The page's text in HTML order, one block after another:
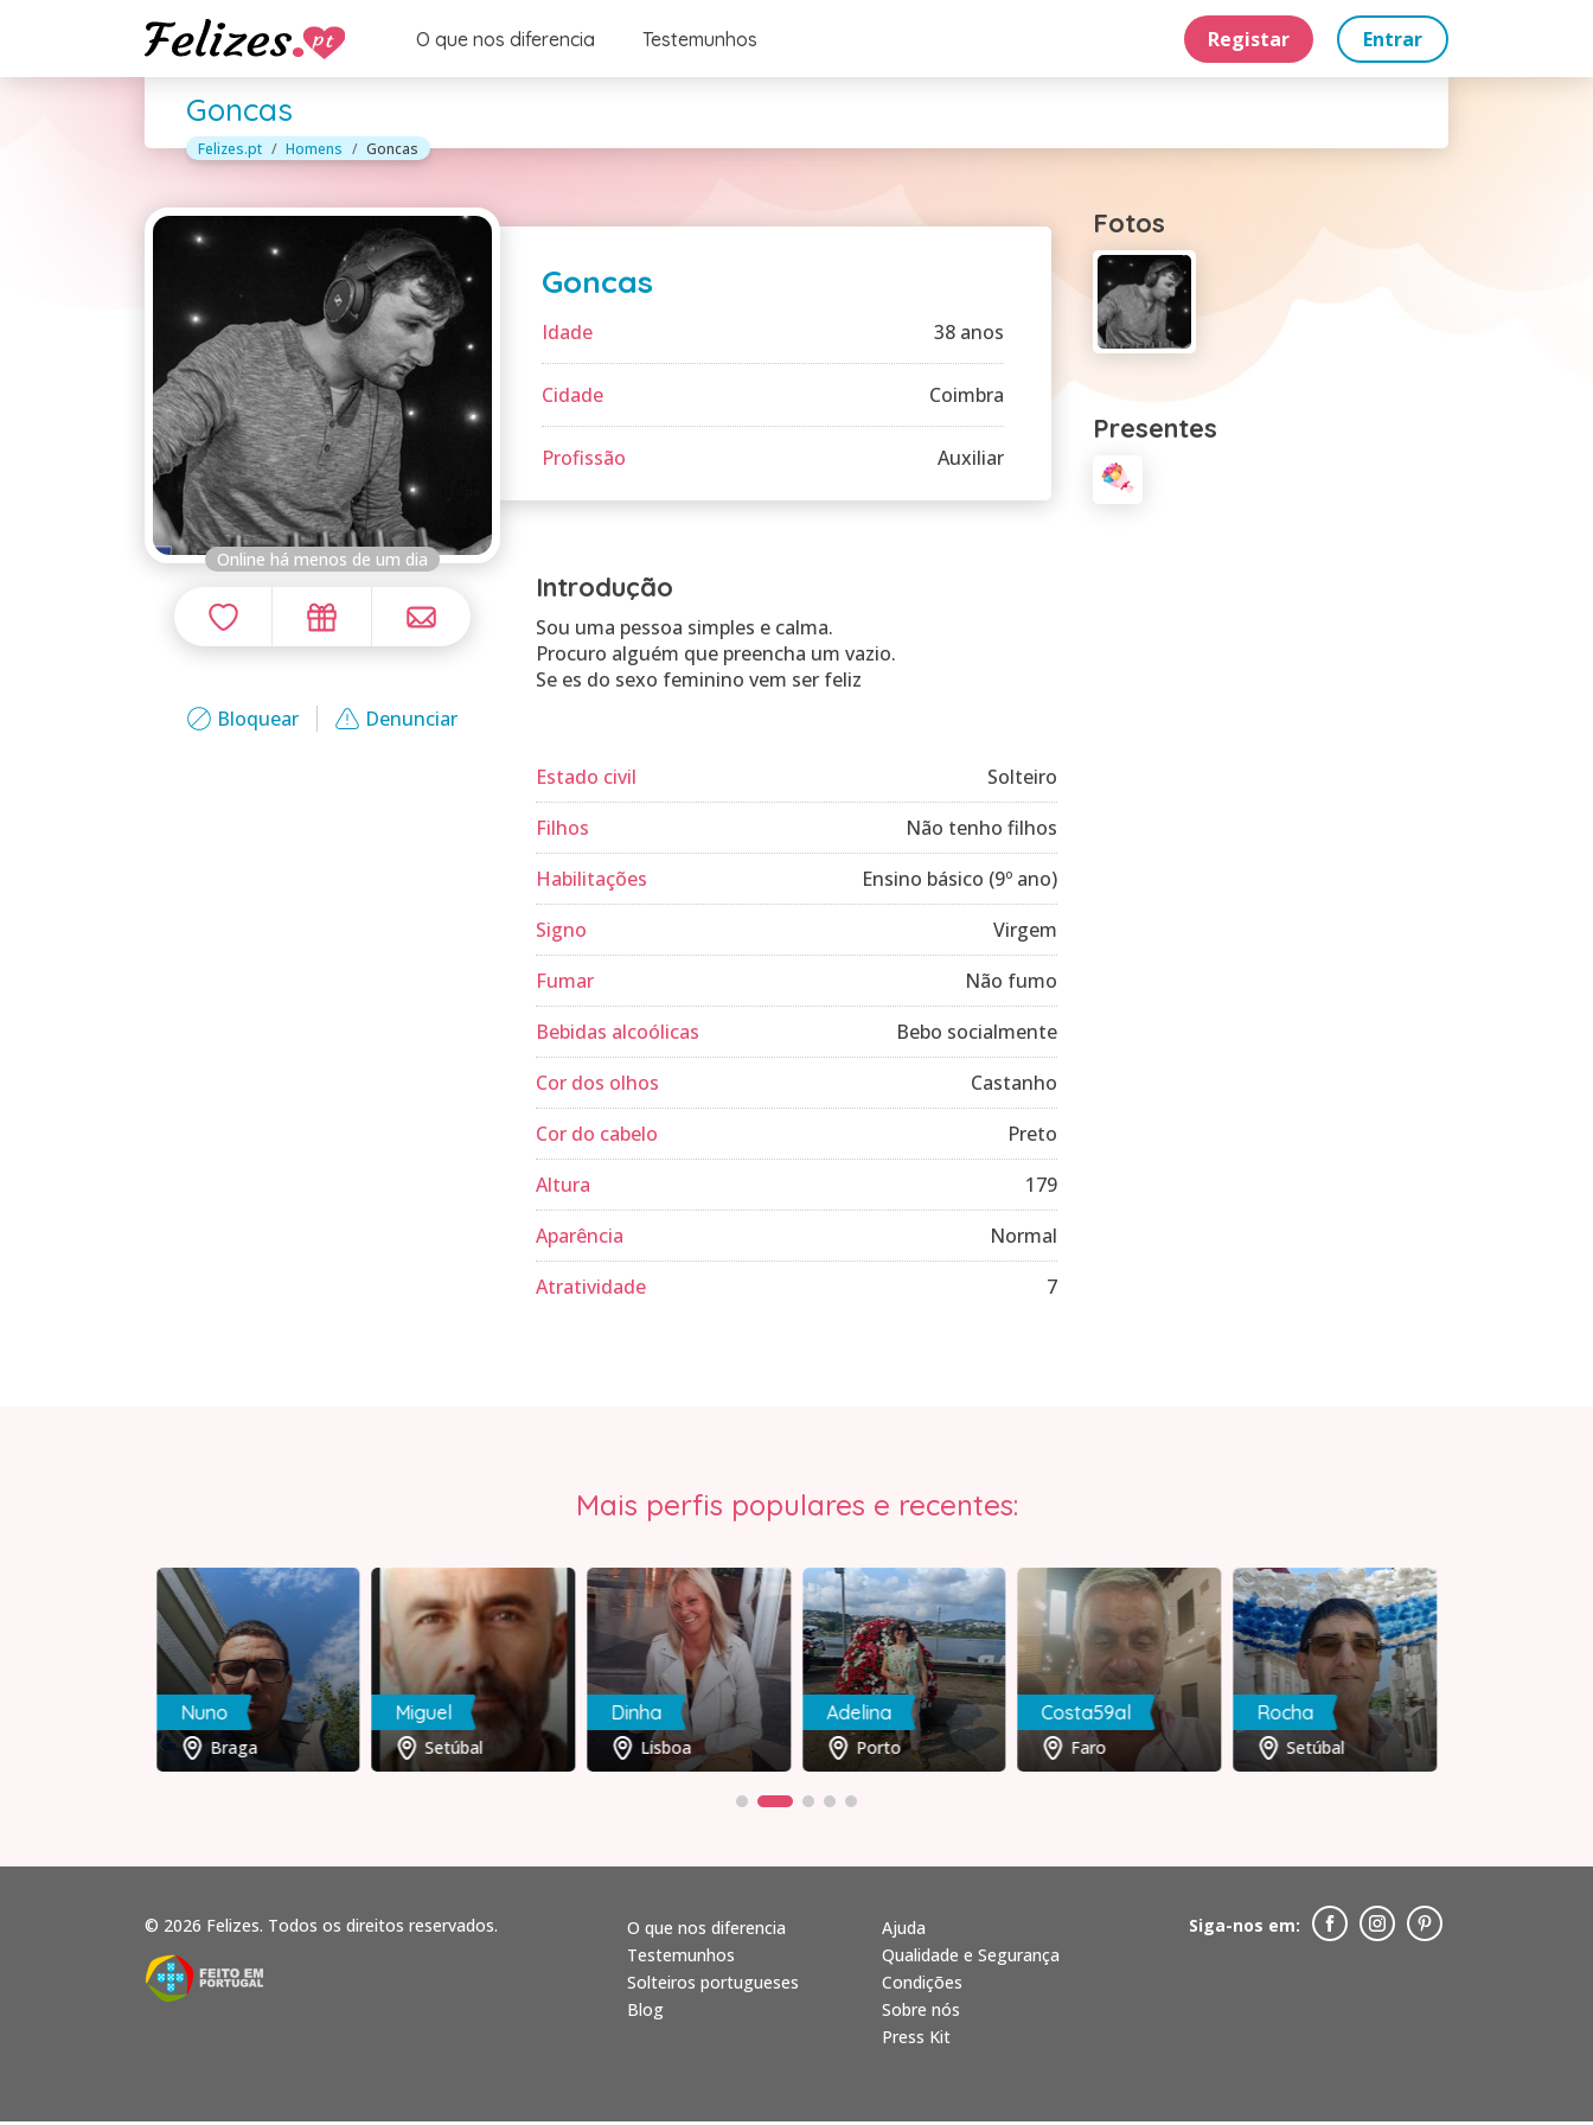
O que nos diferencia Testemunhos Registar Entrar
Goncas
Felizes.pt Homens Goncas
Online há menos de um dia
Bloquear Denunciar
Goncas
Idade 38 anos
Cidade Coimbra
Profissão Auxiliar
Introdução
Sou uma pessoa simples e calma.
Procuro alguém que preencha um vazio.
Se es do sexo feminino vem ser feliz
Estado civil
Solteiro
Filhos
Não tenho filhos
Habilitações
Ensino básico (9º ano)
Signo
Virgem
Fumar
Não fumo
Bebidas alcoólicas
Bebo socialmente
Cor dos olhos
Castanho
Cor do cabelo
Preto
Altura
179
Aparência
Normal
Atratividade
7
Fotos
Presentes
Mais perfis populares e recentes:
Nuno
Braga
Miguel
Setúbal
Dinha
Lisboa
Adelina
Porto
Costa59al
Faro
Rocha
Setúbal
© 2026 Felizes. Todos os direitos reservados.
O que nos diferencia
Testemunhos
Solteiros portugueses
Blog
Ajuda
Qualidade e Segurança
Condições
Sobre nós
Press Kit
Siga-nos em: